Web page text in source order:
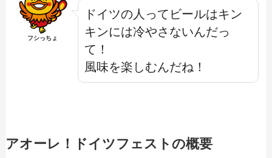
フシっちょ
ドイツの人ってビールはキン
キンには冷やさないんだっ
て！
風味を楽しむんだね！
アオーレ！ドイツフェストの概要